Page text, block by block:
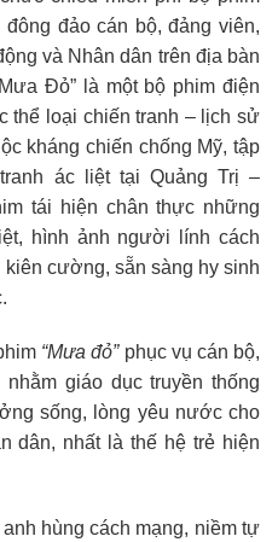
đảo cán bộ, đảng viên,
và Nhân dân trên địa bàn
Đỏ” là một bộ phim điện
thể loại chiến tranh – lịch sử
kháng chiến chống Mỹ, tập
ác liệt tại Quảng Trị –
tái hiện chân thực những
hình ảnh người lính cách
cường, sẵn sàng hy sinh
“Mưa đỏ”phục vụ cán bộ,
giáo dục truyền thống
sống, lòng yêu nước cho
dân, nhất là thế hệ trẻ hiện
hùng cách mạng, niềm tự